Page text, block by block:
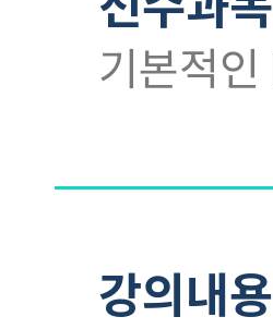
기본적
강의내용